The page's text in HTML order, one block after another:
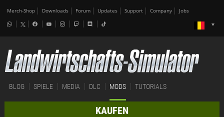
Merch-Shop Downloads Forum Updates Support Company Jobs
BLOG SPIELE MEDIA DLC MODS TUTORIALS
KAUFEN